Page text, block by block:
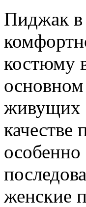
Пиджак в
костюму
живущих
качестве
женские